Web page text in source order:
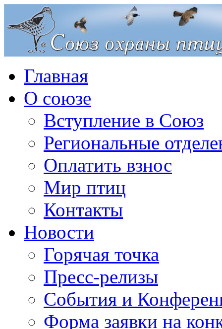
Главная
О союзе
Вступление в Союз
Региональные
Оплатить взнос
Мир птиц
Контакты
Новости
Горячая точка
Пресс-релизы
События и
Форма заявки на